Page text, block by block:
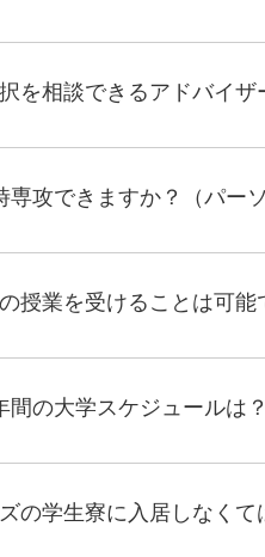
を相談できるアドバイザ
専攻できますか？（パー
授業を受けることは可能
間の大学スケジュールは
の学生寮に入居しなくて